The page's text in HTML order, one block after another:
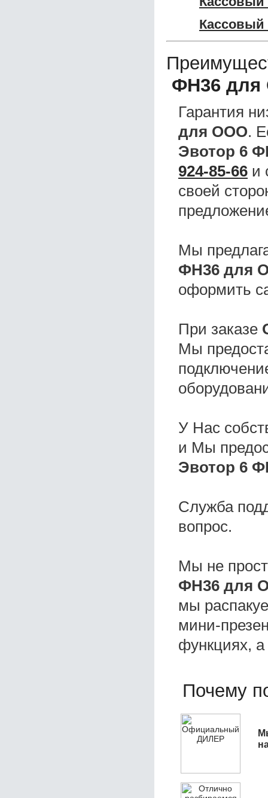
ФН36
Гарантия
для ООО.
Эвотор 6
924-85-66 и
своей
Мы
ФН36 для
оформить
При заказе
Мы
У Нас
и Мы
Эвотор 6
Служба
вопрос.
Мы не
ФН36 для
мы
мини-
функциях,
Почему